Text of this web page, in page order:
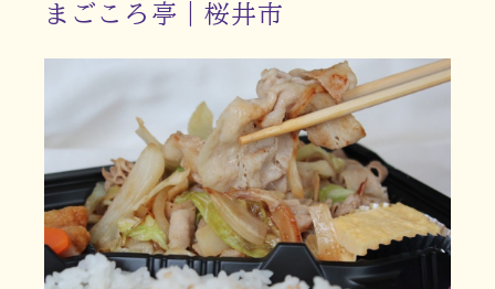
まごころ亭｜桜井市